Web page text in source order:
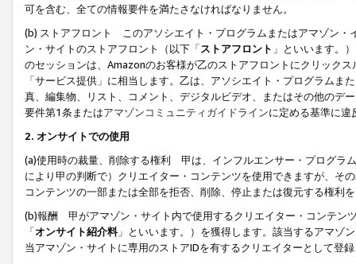
可を含む、全ての情報要件を満たさなければなりません。
(b) ストアフロント このアソシエイト・プログラムまたはアマゾン・
ン・サイトのストアフロント（以下「ストアフロント 」といいます。
のセッションは、Amazonのお客様が乙のストアフロントにクリック
「サービス提供」に相当します。乙は、アソシエイト・プログラム
真、編集物、リスト、コメント、デジタルビデオ、またはその他のデ
要件第1条またはアマゾンコミュニティガイドラインに定める基準に違
2. オンサイトでの使用
(a)使用時の裁量、削除する権利 甲は、インフルエンサー・プログラ
により甲の判断で）クリエイター・コンテンツを使用できますが、そ
コンテンツの一部または全部を拒否、削除、停止または復元する権利
(b)報酬 甲がアマゾン・サイト内で使用するクリエイター・コンテン
「オンサイト紹介料」といいます。）を獲得します。該当するアマゾ
当アマゾン・サイトに専用のストアIDを有するクリエイターとして登